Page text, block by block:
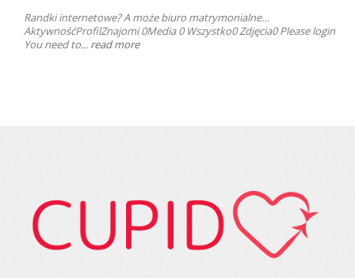
Randki internetowe? A może biuro matrymonialne…
AktywnośćProfilZnajomi 0Media 0 Wszystko0 Zdjęcia0 Please login
You need to... read more